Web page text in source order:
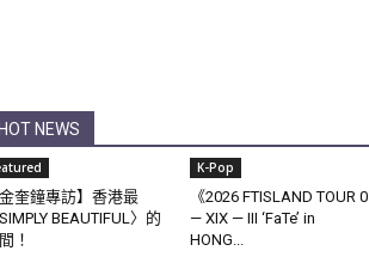
HOT NEWS
金奎鐘專訪】香港最
SIMPLY BEAUTIFUL〉的
！
K-Pop
《2026 FTISLAND TOUR 0
— XIX — III ‘FaTe’ in
HONG...